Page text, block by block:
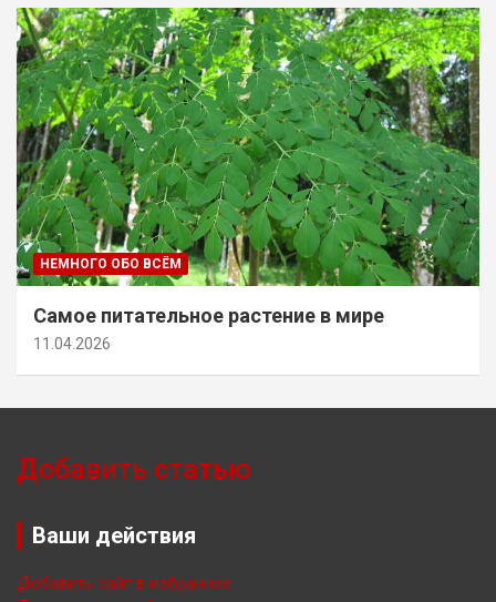
НЕМНОГО ОБО ВСЁМ
Самое питательное растение в мире
11.04.2026
Добавить статью
Ваши действия
Добавить сайт в избранное